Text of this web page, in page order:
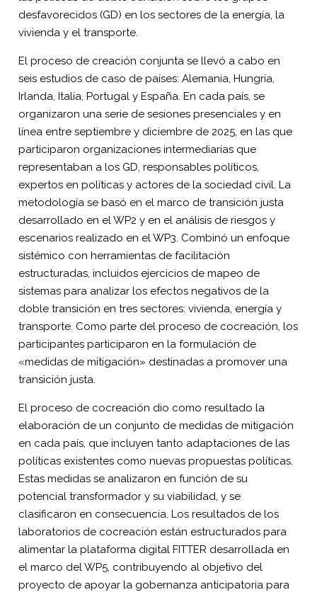
desfavorecidos (GD) en los sectores de la energía, la
vivienda y el transporte.
El proceso de creación conjunta se llevó a cabo en
seis estudios de caso de países: Alemania, Hungría,
Irlanda, Italia, Portugal y España. En cada país, se
organizaron una serie de sesiones presenciales y en
línea entre septiembre y diciembre de 2025, en las que
participaron organizaciones intermediarias que
representaban a los GD, responsables políticos,
expertos en políticas y actores de la sociedad civil. La
metodología se basó en el marco de transición justa
desarrollado en el WP2 y en el análisis de riesgos y
escenarios realizado en el WP3. Combinó un enfoque
sistémico con herramientas de facilitación
estructuradas, incluidos ejercicios de mapeo de
sistemas para analizar los efectos negativos de la
doble transición en tres sectores: vivienda, energía y
transporte. Como parte del proceso de cocreación, los
participantes participaron en la formulación de
«medidas de mitigación» destinadas a promover una
transición justa.
El proceso de cocreación dio como resultado la
elaboración de un conjunto de medidas de mitigación
en cada país, que incluyen tanto adaptaciones de las
políticas existentes como nuevas propuestas políticas.
Estas medidas se analizaron en función de su
potencial transformador y su viabilidad, y se
clasificaron en consecuencia. Los resultados de los
laboratorios de cocreación están estructurados para
alimentar la plataforma digital FITTER desarrollada en
el marco del WP5, contribuyendo al objetivo del
proyecto de apoyar la gobernanza anticipatoria para